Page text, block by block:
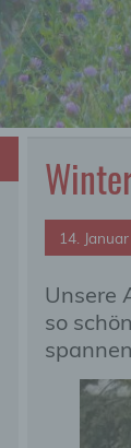
14.
Unsere
so